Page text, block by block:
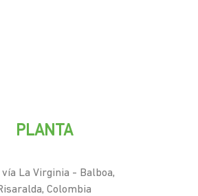
PLANTA
vía La Virginia - Balboa,
Colombia